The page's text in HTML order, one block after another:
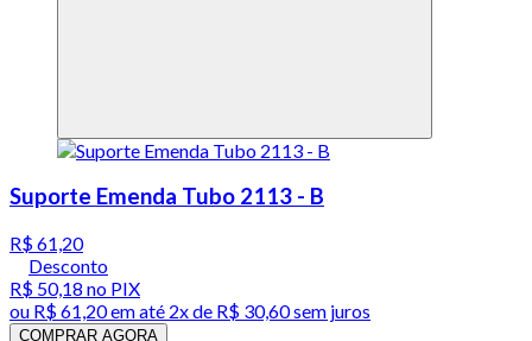
Suporte Emenda Tubo 2113 - B
R$ 61,20
Desconto
R$ 50,18 no PIX
ou R$ 61,20em até 2x de R$ 30,60 sem juros
COMPRAR AGORA